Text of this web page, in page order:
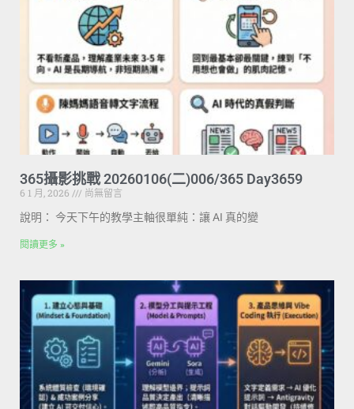
365攝影挑戰 20260106(二)006/365 Day3659
6 1 月, 2026
尚無留言
說明： 今天下午的教學主軸很單純：讓 AI 真的變
閱讀更多 »